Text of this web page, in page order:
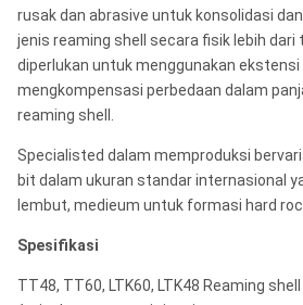
rusak dan abrasive untuk konsolidasi
jenis reaming shell secara fisik lebih dari
diperlukan untuk menggunakan
mengkompensasi perbedaan dalam
reaming shell.
Specialisted dalam memproduksi
bit dalam ukuran standar internasional
lembut, medieum untuk formasi hard
Spesifikasi
TT48, TT60, LTK60, LTK48 Reaming shell